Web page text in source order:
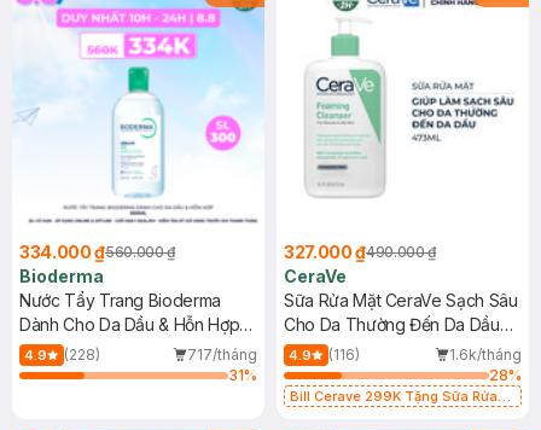
334.000 ₫560.000 ₫
Bioderma
Nước Tẩy Trang Bioderma
Dành Cho Da Dầu & Hỗn Hợp
500ml
4.9 (228)
717/tháng
31%
327.000 ₫490.000 ₫
CeraVe
Sữa Rửa Mặt CeraVe Sạch Sâu
Cho Da Thường Đến Da Dầu
473ml
4.9 (116)
1.6k/tháng
28%
Bill Cerave 299K Tặng Sữa Rửa